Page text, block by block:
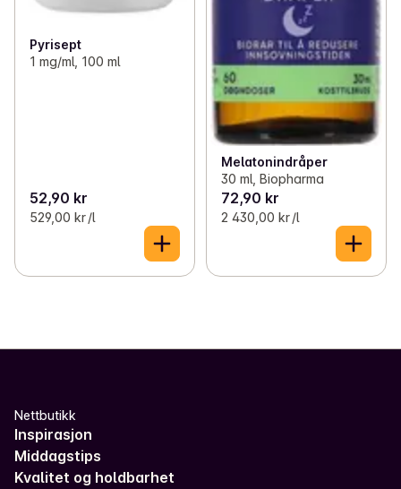
Pyrisept
1 mg/ml, 100 ml
52,90 kr
529,00 kr /l
Melatonindråper
30 ml, Biopharma
72,90 kr
2 430,00 kr /l
Nettbutikk
Inspirasjon
Middagstips
Kvalitet og holdbarhet